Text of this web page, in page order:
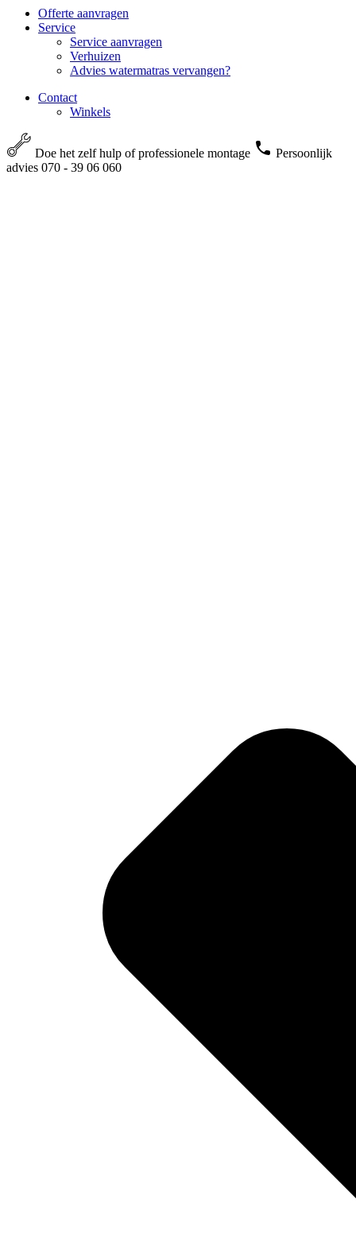
Offerte aanvragen
Service
Service aanvragen
Verhuizen
Advies watermatras vervangen?
Contact
Winkels
Doe het zelf hulp of professionele montage
Persoonlijk
advies 070 - 39 06 060